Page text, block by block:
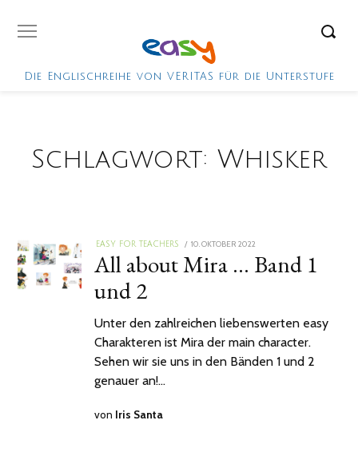
Die Englischreihe von VERITAS für die Unterstufe
Schlagwort: Whisker
EASY FOR TEACHERS
POSTED
ON
10. OKTOBER 2022
All about Mira … Band 1
und 2
Unter den zahlreichen liebenswerten easy
Charakteren ist Mira der main character.
Sehen wir sie uns in den Bänden 1 und 2
genauer an!…
von Iris Santa